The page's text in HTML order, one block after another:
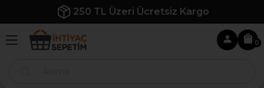
250 TL Üzeri Ücretsiz Kargo
0